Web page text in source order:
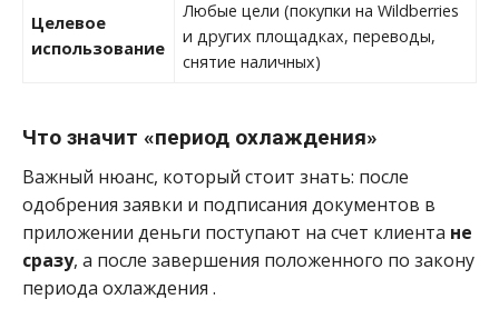
Целевое
использование
Любые цели (покупки на Wildberries
и других площадках, переводы,
снятие наличных)
Что значит «период охлаждения»
Важный нюанс, который стоит знать: после
одобрения заявки и подписания документов в
приложении деньги поступают на счет клиента не
сразу, а после завершения положенного по закону
периода охлаждения .